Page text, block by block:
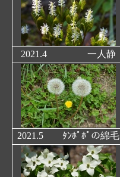
2021.4 一人静
2021.5 ﾀﾝﾎﾟﾎﾟの綿毛